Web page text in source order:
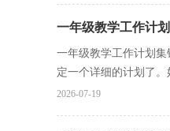
一年级教学工作计
一年级教学工作计划
定一个详细的计划了
2026-07-19